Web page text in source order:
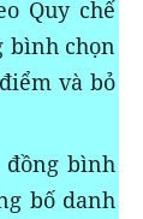
Quy chế
bình chọn
và bỏ
bình
bố danh